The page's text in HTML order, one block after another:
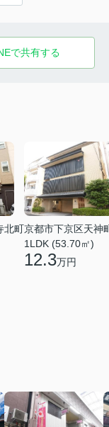
で共有する
北町京都市下京区天神
1LDK (53.70㎡)
12.3万円